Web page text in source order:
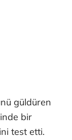
güldüren
bir
test etti.